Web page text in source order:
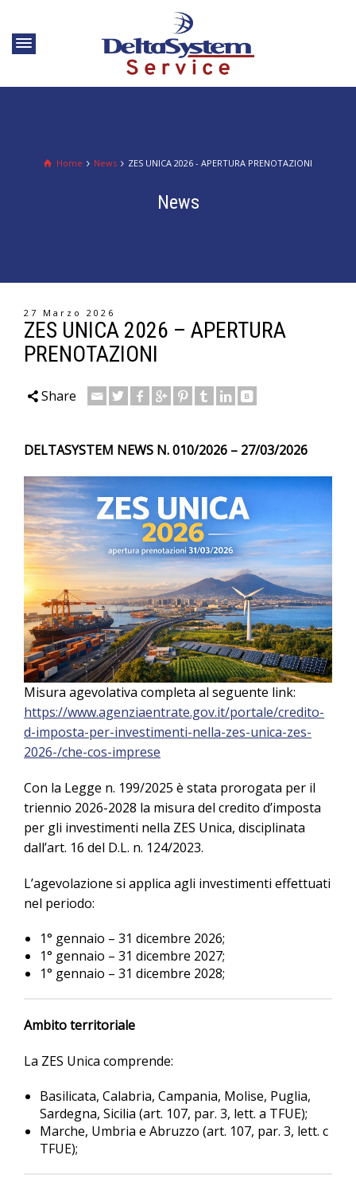
Home News ZES UNICA 2026 - APERTURA PRENOTAZIONI
News
27 Marzo 2026
ZES UNICA 2026 – APERTURA
PRENOTAZIONI
Share
DELTASYSTEM NEWS N. 010/2026 – 27/03/2026
Misura agevolativa completa al seguente link:
https://www.agenziaentrate.gov.it/portale/credito-
d-imposta-per-investimenti-nella-zes-unica-zes-
2026-/che-cos-imprese
Con la Legge n. 199/2025 è stata prorogata per il
triennio 2026-2028 la misura del credito d’imposta
per gli investimenti nella ZES Unica, disciplinata
dall’art. 16 del D.L. n. 124/2023.
L’agevolazione si applica agli investimenti effettuati
nel periodo:
1° gennaio – 31 dicembre 2026;
1° gennaio – 31 dicembre 2027;
1° gennaio – 31 dicembre 2028;
Ambito territoriale
La ZES Unica comprende:
Basilicata, Calabria, Campania, Molise, Puglia,
Sardegna, Sicilia (art. 107, par. 3, lett. a TFUE);
Marche, Umbria e Abruzzo (art. 107, par. 3, lett. c
TFUE);